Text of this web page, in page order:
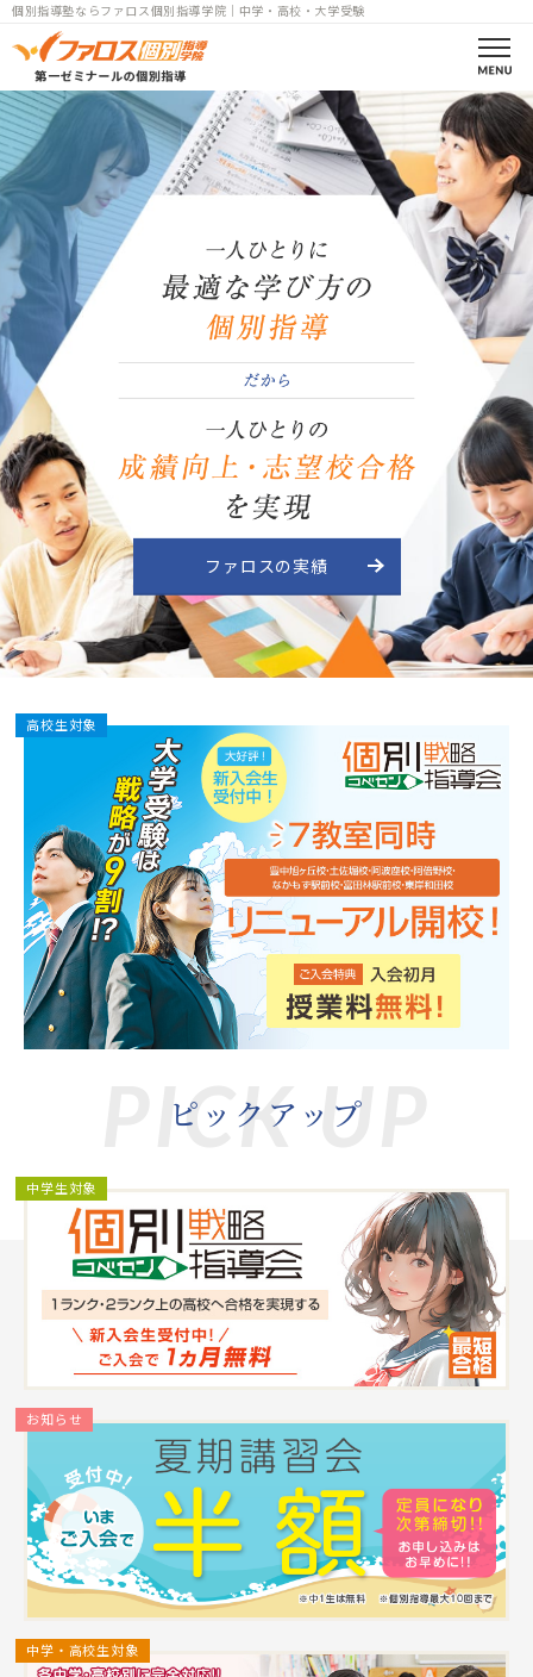
個別指導塾ならファロス個別指導学院｜中学・高校・大学受験
ファロスとは
合格実績
コース案内
高校部一覧 中学部一覧
小学部一覧
教室一覧
大阪府 兵庫県 和歌山県 広島県
入会までの流れ
受付時間 10:00～19:00
無料体験 授業2回
詳しくはこちら
ファロスの実績
ファロスの実績
高校生対象
ピックアップ
PICK UP
中学生対象
お知らせ
中学・高校生対象